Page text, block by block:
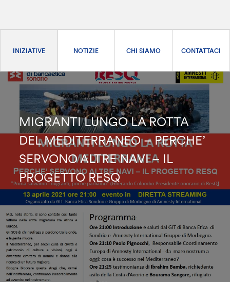
INIZIATIVE NOTIZIE CHI SIAMO CONTATTACI
MIGRANTI LUNGO LA ROTTA
DEL MEDITERRANEO – PERCHE’
SERVONO ALTRE NAVI – IL
PROGETTO RESQ